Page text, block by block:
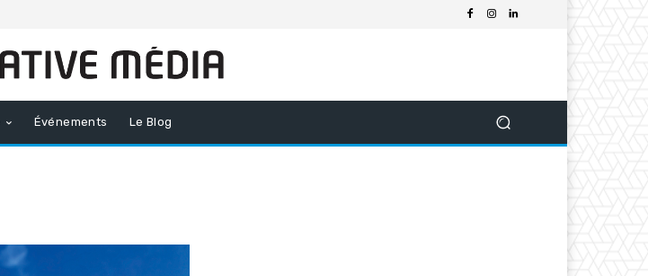
Événements Le Blog